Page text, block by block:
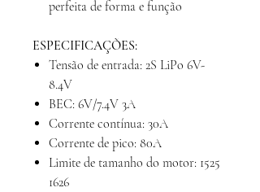
perfeita de forma e função
ESPECIFICAÇÕES:
Tensão de entrada: 2S LiPo 6V-
8.4V
BEC: 6V/7.4V 3A
Corrente contínua: 30A
Corrente de pico: 80A
Limite de tamanho do motor: 1525
1626